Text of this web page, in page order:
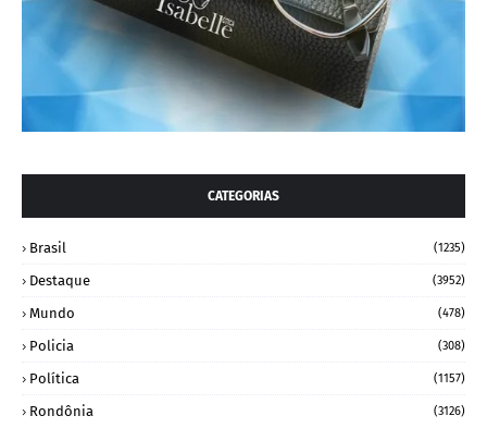
CATEGORIAS
Brasil (1235)
Destaque (3952)
Mundo (478)
Policia (308)
Política (1157)
Rondônia (3126)